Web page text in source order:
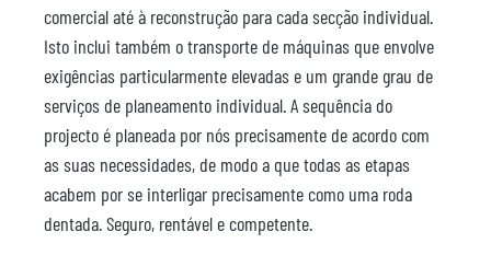
comercial até à reconstrução para cada secção individual.
Isto inclui também o transporte de máquinas que envolve
exigências particularmente elevadas e um grande grau de
serviços de planeamento individual. A sequência do
projecto é planeada por nós precisamente de acordo com
as suas necessidades, de modo a que todas as etapas
acabem por se interligar precisamente como uma roda
dentada. Seguro, rentável e competente.